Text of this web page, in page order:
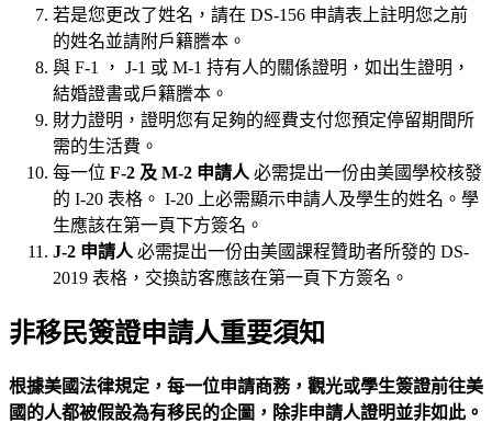
若是您更改了姓名，請在 DS-156 申請表上註明您之前
的姓名並請附戶籍謄本。
與 F-1 ， J-1 或 M-1 持有人的關係證明，如出生證明，
結婚證書或戶籍謄本。
財力證明，證明您有足夠的經費支付您預定停留期間所
需的生活費。
每一位 F-2 及 M-2 申請人 必需提出一份由美國學校核發
的 I-20 表格。 I-20 上必需顯示申請人及學生的姓名。學
生應該在第一頁下方簽名。
J-2 申請人 必需提出一份由美國課程贊助者所發的 DS-
2019 表格，交換訪客應該在第一頁下方簽名。
非移民簽證申請人重要須知
根據美國法律規定，每一位申請商務，觀光或學生簽證前往美
國的人都被假設為有移民的企圖，除非申請人證明並非如此。